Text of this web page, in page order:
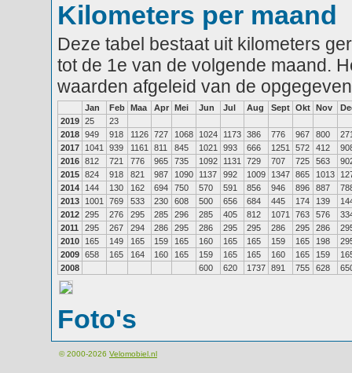
Kilometers per maand
Deze tabel bestaat uit kilometers
tot de 1e van de volgende maand.
waarden afgeleid van de
Jan Feb Maa Apr Mei Jun Jul Aug Sept Okt Nov
2019 25
23
2018 949 918 1126 727 1068 1024 1173 386 776 967 800
2017
1041 939 1161 811 845 1021 993 666 1251 572 412
2016 812 721 776 965 735 1092 1131 729 707 725 563
2015 824 918 821 987 1090 1137 992 1009 1347 865 1013
2014
144 130 162 694 750 570 591 856 946 896 887
2013
1001 769 533 230 608 500 656 684 445 174 139
2012 295 276 295 285 296 285 405 812 1071 763 576
2011
295 267 294 286 295 286 295 295 286 295 286
2010
165 149 165 159 165 160 165 165 159 165 198
2009 658 165 164 160 165 159 165 165 160 165 159
2008
600 620 1737 891 755 628
Foto's
© 2000-2026 Velomobiel.nl